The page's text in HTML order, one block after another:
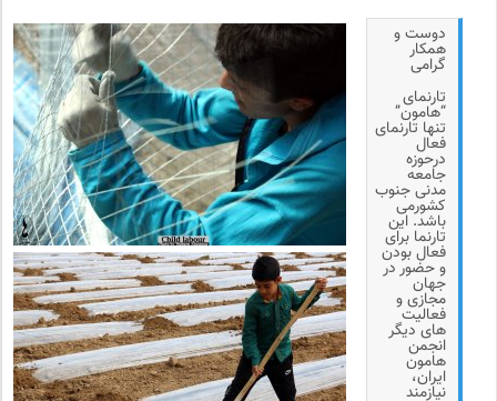
دوست و
همکار
گرامی
تارنمای
“هامون”
تنها تارنمای
فعال
درحوزه
جامعه
مدنی جنوب
کشورمی
باشد. این
تارنما برای
فعال بودن
و حضور در
جهان
مجازی و
فعالیت
های دیگر
انجمن
هامون
ایران،
نیازمند